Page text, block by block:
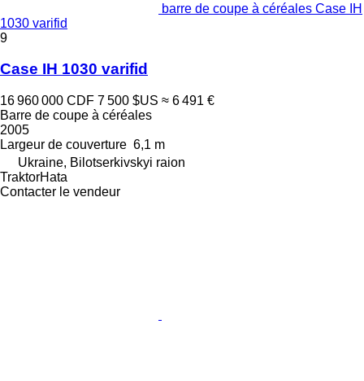
barre de coupe à céréales Case IH
1030 varifid
9
Case IH 1030 varifid
16 960 000 CDF 7 500 $US ≈ 6 491 €
Barre de coupe à céréales
2005
Largeur de couverture 6,1 m
Ukraine, Bilotserkivskyi raion
TraktorHata
Contacter le vendeur